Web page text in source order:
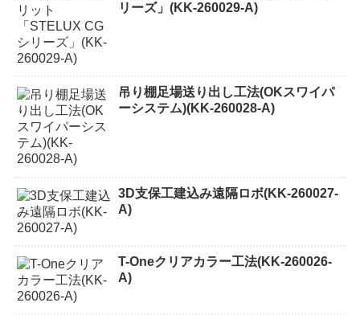
リーズ」(KK-260029-A)
吊り棚足場送り出し工法(OKスワイパ
ーシステム)(KK-260028-A)
3D支保工建込み遠隔ロボ(KK-260027-
A)
T-Oneクリアカラー工法(KK-260026-
A)